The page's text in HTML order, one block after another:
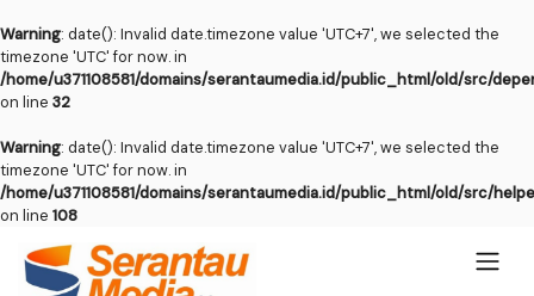
Warning: date(): Invalid date.timezone value 'UTC+7', we selected the
timezone 'UTC' for now. in
/home/u371108581/domains/serantaumedia.id/public_html/old/src/
on line 32
Warning: date(): Invalid date.timezone value 'UTC+7', we selected the
timezone 'UTC' for now. in
/home/u371108581/domains/serantaumedia.id/public_html/old/src/
on line 108